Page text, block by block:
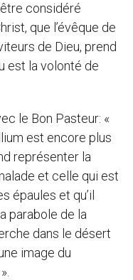
considéré
que l’évêque de
de Dieu, prend
est la volonté de
le Bon Pasteur: «
est encore plus
représenter la
et celle qui est
épaules et qu’il
parabole de la
dans le désert
image du